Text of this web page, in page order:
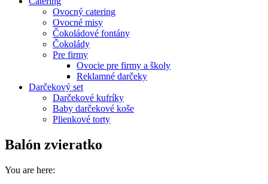
Ovocný catering
Ovocné misy
Čokoládové fontány
Čokolády
Pre firmy
Ovocie pre firmy a školy
Reklamné darčeky
Darčekový set
Darčekové kufríky
Baby darčekové koše
Plienkové torty
Balón zvieratko
You are here: